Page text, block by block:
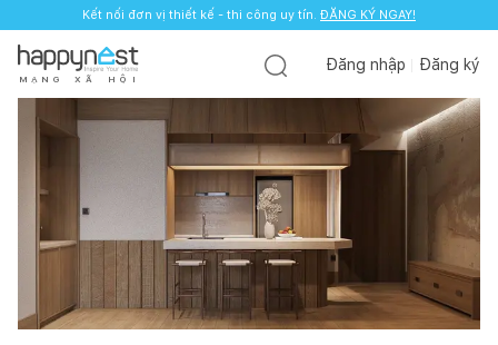
Kết nối đơn vị thiết kế - thi công uy tín. ĐĂNG KÝ NGAY!
M Ạ N G X Ã H Ộ I
Đăng nhập Đăng ký